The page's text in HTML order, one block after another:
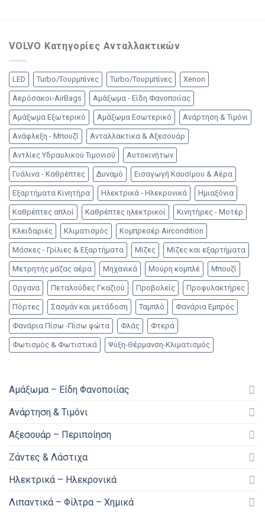
VOLVO Κατηγορίες Ανταλλακτικών
LED Turbo/Τουρμπίνες Turbo/Τουρμπίνες Xenon
Αερόσακοι-AirBags Αμάξωμα - Είδη Φανοποιίας
Αμάξωμα Εξωτερικό Αμάξωμα Εσωτερικό Ανάρτηση & Τιμόνι
Ανάφλεξη - Μπουζί Ανταλλακτικα & Αξεσουάρ
Αντλίες Υδραυλικού Τιμονιού Αυτοκινήτων
Γυάλινα - Καθρέπτες Δυναμό Εισαγωγή Καυσίμου & Αέρα
Εξαρτήματα Κινητήρα Ηλεκτρικά - Ηλεκρονικά Ημιαξόνια
Καθρέπτες απλοί Καθρέπτες ηλεκτρικοί Κινητήρες - Μοτέρ
Κλειδαριές Κλιματισμός Κομπρεσέρ Aircondition
Μάσκες - Γρίλιες & Εξαρτήματα Μίζες Μίζες και εξαρτήματα
Μετρητής μάζας αέρα Μηχανικά Μούρη κομπλέ Μπουζί
Οργανα Πεταλούδες Γκαζιού Προβολείς Προφυλακτήρες
Πόρτες Σασμάν και μετάδοση Ταμπλό Φανάρια Εμπρός
Φανάρια Πίσω -Πίσω φώτα Φλάς Φτερά
Φωτισμός & Φωτιστικά Ψύξη-Θέρμανση-Κλιματισμός
Αμάξωμα – Είδη Φανοποιίας
Ανάρτηση & Τιμόνι
Αξεσουάρ – Περιποίηση
Ζάντες & Λάστιχα
Ηλεκτρικά – Ηλεκρονικά
Λιπαντικά – Φίλτρα – Χημικά